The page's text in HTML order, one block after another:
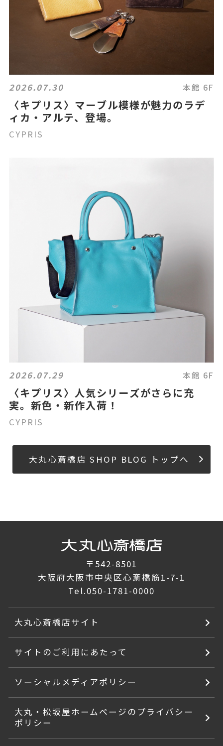
2026.07.30 本館 6F
〈キプリス〉マーブル模様が魅力のラデ
ィカ・アルテ、登場。
CYPRIS
2026.07.29 本館 6F
〈キプリス〉人気シリーズがさらに充
実。新色・新作入荷！
CYPRIS
大丸心斎橋店 SHOP BLOG トップへ
〒542-8501
大阪府大阪市中央区心斎橋筋1-7-1
Tel.050-1781-0000
大丸心斎橋店サイト
サイトのご利用にあたって
ソーシャルメディアポリシー
大丸・松坂屋ホームページのプライバシー
ポリシー